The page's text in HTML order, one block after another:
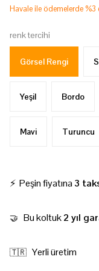
Havale ile ödemelerde
renk tercihi
Görsel Rengi
Yeşil Bordo
Mavi Turuncu
⚡ Peşin fiyatına 3
🤝 Bu koltuk2 yıl
🇹🇷 Yerli üretim